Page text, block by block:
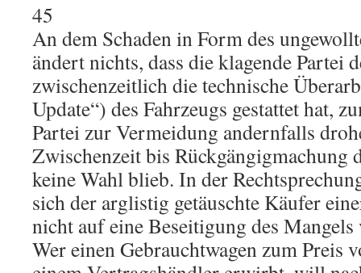
45
An dem Schaden in Form des
ändert nichts, dass die klagende Partei
zwischenzeitlich die technische
Update“) des Fahrzeugs gestattet hat,
Partei zur Vermeidung andernfalls
Zwischenzeit bis Rückgängigmachung
keine Wahl blieb. In der
sich der arglistig getäuschte Käufer
nicht auf eine Beseitigung des Mangels
Wer einen Gebrauchtwagen zum Preis